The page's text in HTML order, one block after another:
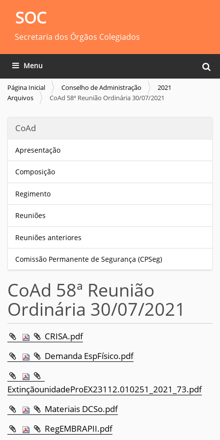
SOC
Secretaria dos Órgãos Colegiados
Busca
Toggle navigation
Página Inicial Conselho de Administração
2021
Arquivos
CoAd 58ª Reunião Ordinária 30/07/2021
CoAd
Apresentação
Composição
Regimento
Reuniões
Reuniões anteriores
Comissão Permanente de Segurança (CPSeg)
CoAd 58ª Reunião
Ordinária 30/07/2021
CRISA.pdf
Demanda EspFísico.pdf
ExtinçãounidadeProEX23112.010251_2021_73.pdf
Materiais DCSo.pdf
RegEMBRAPII.pdf